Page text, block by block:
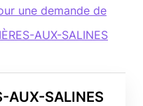
AUX-SALINES
une demande de
AUX-SALINES